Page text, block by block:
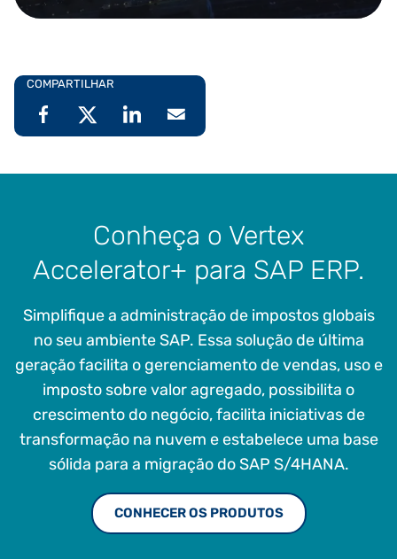
COMPARTILHAR
Conheça o Vertex
Accelerator+ para SAP ERP.
Simplifique a administração de impostos globais
no seu ambiente SAP. Essa solução de última
geração facilita o gerenciamento de vendas, uso e
imposto sobre valor agregado, possibilita o
crescimento do negócio, facilita iniciativas de
transformação na nuvem e estabelece uma base
sólida para a migração do SAP S/4HANA.
CONHECER OS PRODUTOS